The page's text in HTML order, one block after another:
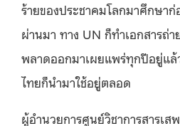
ร้ายของประชาคมโลกมาศึกษา
ผ่านมา ทาง UN ก็ทำเอกสาร
พลาดออกมาเผยแพร่ทุกปีอยู่แ
ไทยก็นำมาใช้อยู่ตลอด
ผู้อำนวยการศูนย์วิชาการสารเ